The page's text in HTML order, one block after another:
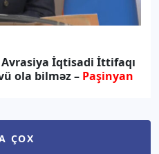
İqtisadi İttifaqı
ola bilməz – Paşinyan
ÇOX